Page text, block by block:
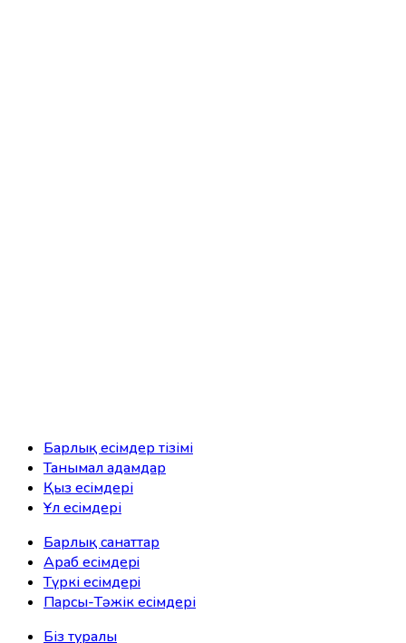
Барлық есімдер тізімі
Танымал адамдар
Қыз есімдері
Ұл есімдері
Барлық санаттар
Араб есімдерi
Түркі есімдерi
Парсы-Тәжік есімдері
Біз туралы